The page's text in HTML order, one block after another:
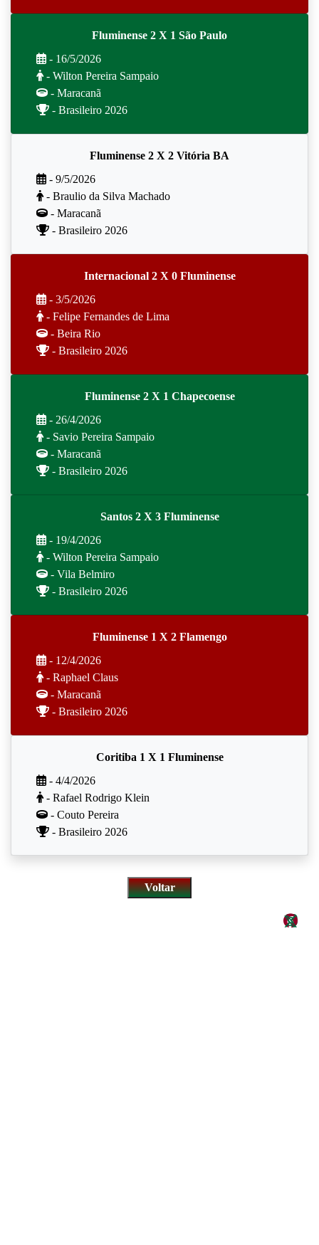
Fluminense 2 X 1 São Paulo
- 16/5/2026
- Wilton Pereira Sampaio
- Maracanã
- Brasileiro 2026
Fluminense 2 X 2 Vitória BA
- 9/5/2026
- Braulio da Silva Machado
- Maracanã
- Brasileiro 2026
Internacional 2 X 0 Fluminense
- 3/5/2026
- Felipe Fernandes de Lima
- Beira Rio
- Brasileiro 2026
Fluminense 2 X 1 Chapecoense
- 26/4/2026
- Savio Pereira Sampaio
- Maracanã
- Brasileiro 2026
Santos 2 X 3 Fluminense
- 19/4/2026
- Wilton Pereira Sampaio
- Vila Belmiro
- Brasileiro 2026
Fluminense 1 X 2 Flamengo
- 12/4/2026
- Raphael Claus
- Maracanã
- Brasileiro 2026
Coritiba 1 X 1 Fluminense
- 4/4/2026
- Rafael Rodrigo Klein
- Couto Pereira
- Brasileiro 2026